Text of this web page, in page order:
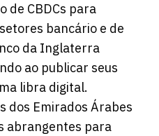
de CBDCs para
bancário e de
da Inglaterra
ao publicar seus
libra digital.
dos Emirados Árabes
abrangentes para